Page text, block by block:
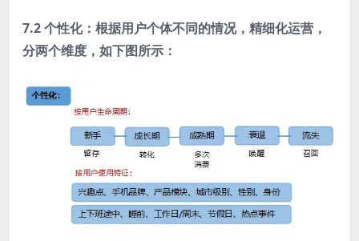
7.2 个性化：根据用户个体不同的情况，精细化运营，
分两个维度，如下图所示：